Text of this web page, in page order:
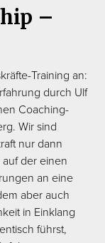
–
Training an:
durch Ulf
Coaching-
Wir sind
nur dann
der einen
an eine
aber auch
in Einklang
führst,